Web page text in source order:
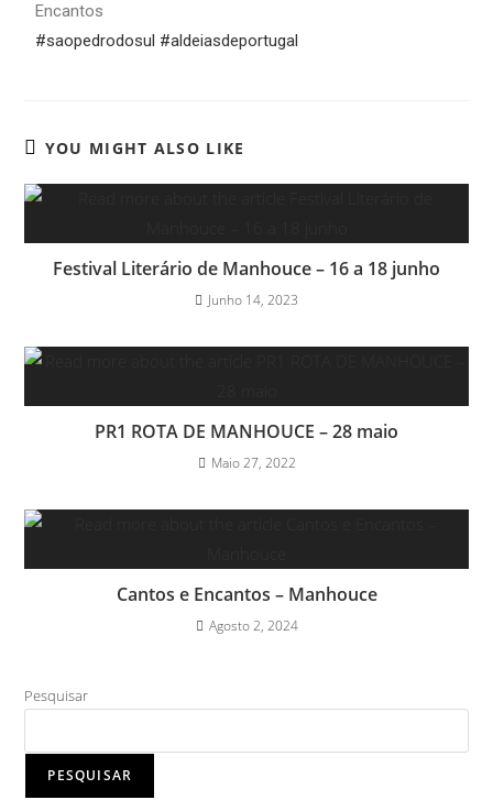
Encantos
#saopedrodosul #aldeiasdeportugal
YOU MIGHT ALSO LIKE
Festival Literário de Manhouce – 16 a 18 junho
Junho 14, 2023
PR1 ROTA DE MANHOUCE – 28 maio
Maio 27, 2022
Cantos e Encantos – Manhouce
Agosto 2, 2024
Pesquisar
PESQUISAR